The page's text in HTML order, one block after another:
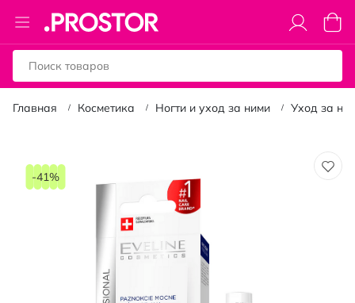
Toggle
Nav
Моя
Главная Косметика Ногти и уход за ними Уход за
перейти
-41%